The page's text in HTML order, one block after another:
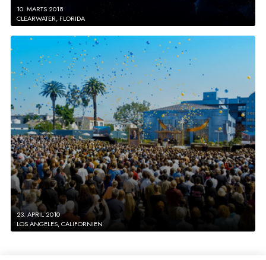
10. MARTS 2018
CLEARWATER, FLORIDA
23. APRIL 2010
LOS ANGELES, CALIFORNIEN